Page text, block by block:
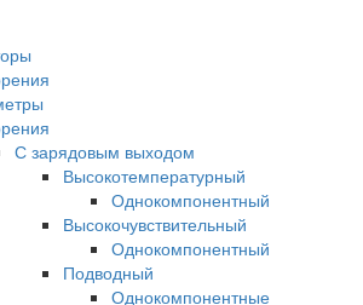
С зарядовым выходом
Высокотемпературный
Однокомпонентный
Высокочувствительный
Однокомпонентный
Подводный
Однокомпонентные